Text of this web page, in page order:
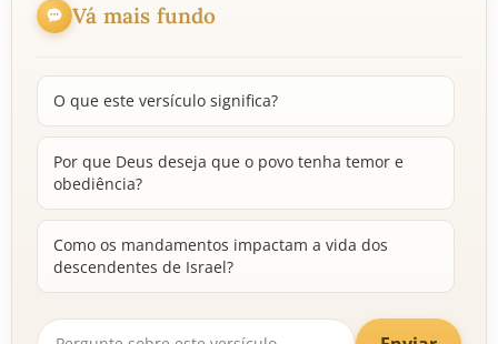
Vá mais fundo
O que este versículo significa?
Por que Deus deseja que o povo tenha temor e
obediência?
Como os mandamentos impactam a vida dos
descendentes de Israel?